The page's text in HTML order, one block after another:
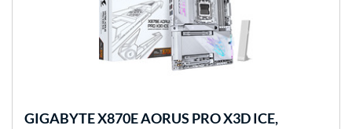
GIGABYTEX870E AORUS PRO X3D ICE,